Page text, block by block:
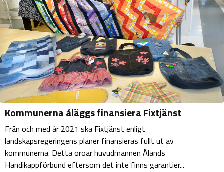
Kommunerna åläggs finansiera Fixtjänst
Från och med år 2021 ska Fixtjänst enligt
landskapsregeringens planer finansieras fullt ut av
kommunerna. Detta oroar huvudmannen Ålands
Handikappförbund eftersom det inte finns garantier...